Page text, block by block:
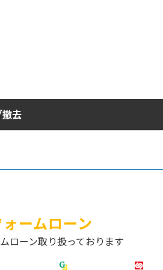
去
ームローン
ローン取り扱っております